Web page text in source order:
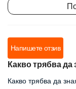
Напишете отзив
Какво трябва да
Какво трябва да